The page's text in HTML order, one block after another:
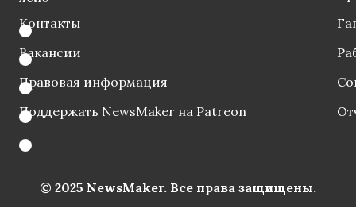
Контакты
Вакансии
Правовая информация
Поддержать NewsMaker на Patreon
© 2025 NewsMaker. Все права защищены.